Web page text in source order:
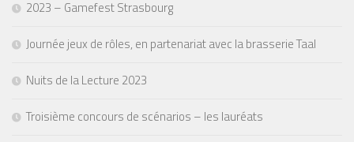
2023 – Gamefest Strasbourg
Journée jeux de rôles, en partenariat avec la brasserie Taal
Nuits de la Lecture 2023
Troisième concours de scénarios – les lauréats